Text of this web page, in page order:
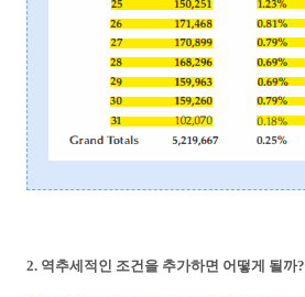
2. 역추세적인 조건을 추가하면 어떻게 될까?